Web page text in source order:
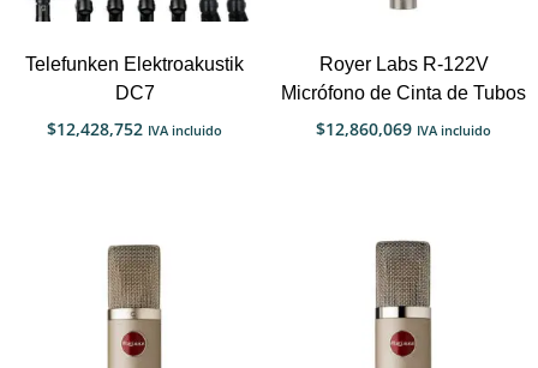
Telefunken Elektroakustik
DC7
$12,428,752 IVA incluido
Royer Labs R-122V
Micrófono de Cinta de Tubos
$12,860,069 IVA incluido